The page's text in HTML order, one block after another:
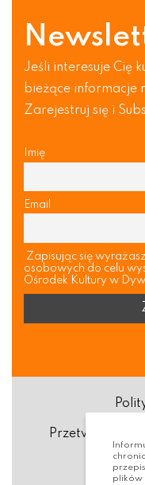
Jeśli interesuje Cię
bieżące informacje
Zarejestruj się i
Imię
Email
Zapisując się
osobowych do celu
Ośrodek Kultury w
Przetwarzanie
plików